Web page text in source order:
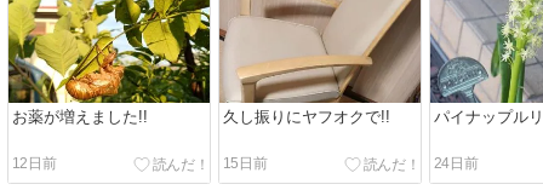
お薬が増えました!!
12日前
久し振りにヤフオクで!!
15日前
パイナップル
24日前